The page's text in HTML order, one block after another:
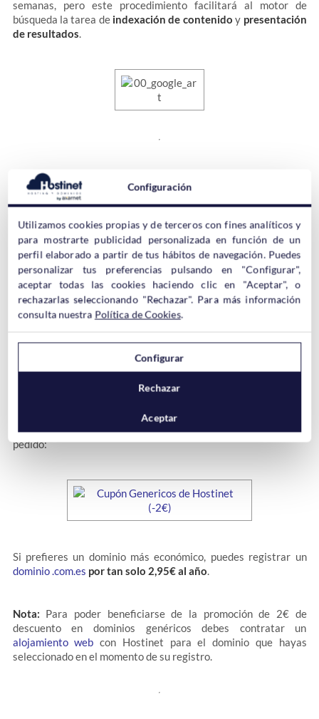
semanas, pero este procedimiento facilitará al motor de
búsqueda la tarea de indexación de contenido y presentación
de resultados.
¿Te ha gustado este mini-tutorial de agregar una URL en
Google? ¿Te ha resultado útil?Recibe artículos como este y
aprende todo lo relacionado con los dominios y el hosting web
suscribiéndote a nuestras Es sencillo, simplemente introduce
tu correo electrónico en el popup que verás en pantalla.
Dominios .com .net o .org por 6,95
En Hostinet puedes registrar undominio .com .net o .org al
mismo precio que un dominio .es
Para ello debes utilizar el siguiente cupón descuento en tu
pedido:
Si prefieres un dominio más económico, puedes registrar un
dominio .com.es por tan solo 2,95€ al año.
Nota: Para poder beneficiarse de la promoción de 2€ de
descuento en dominios genéricos debes contratar un
alojamiento web con Hostinet para el dominio que hayas
seleccionado en el momento de su registro.
Configuración
Utilizamos cookies propias y de terceros con fines analíticos y
para mostrarte publicidad personalizada en función de un
perfil elaborado a partir de tus hábitos de navegación. Puedes
personalizar tus preferencias pulsando en "Configurar",
aceptar todas las cookies haciendo clic en "Aceptar", o
rechazarlas seleccionando "Rechazar". Para más información
consulta nuestra Política de Cookies.
Configurar
Rechazar
Aceptar